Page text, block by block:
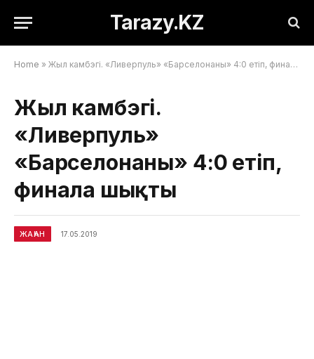
Tarazy.KZ
Home » Жыл камбэгі. «Ливерпуль» «Барселонаны» 4:0 етіп, финалға шықты
Жыл камбэгі.
«Ливерпуль»
«Барселонаны» 4:0 етіп,
финалға шықты
ЖАҺАН 17.05.2019